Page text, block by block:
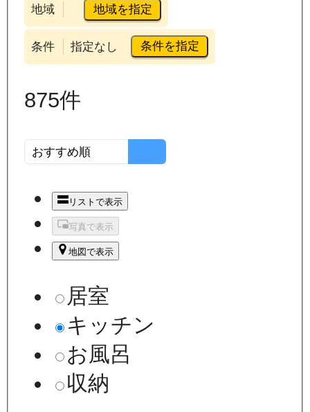
地域 地域を指定
条件 指定なし 条件を指定
875件
リストで表示
写真で表示
地図で表示
居室
キッチン
お風呂
収納